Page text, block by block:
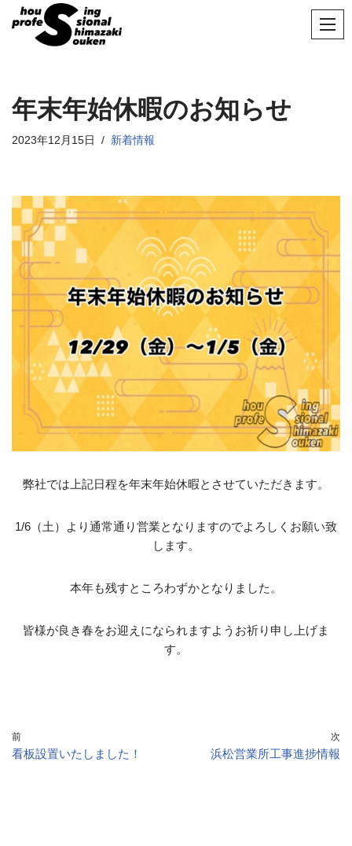
ン
ツ
へ
ッ
プ
年末年始休暇のお知らせ
2023年12月15日 新着情報
弊社では上記日程を年末年始休暇とさせていただきます。
1/6（土）より通常通り営業となりますのでよろしくお願い致
します。
本年も残すところわずかとなりました。
皆様が良き春をお迎えになられますようお祈り申し上げま
す。
前
看板設置いたしました！
次
浜松営業所工事進捗情報